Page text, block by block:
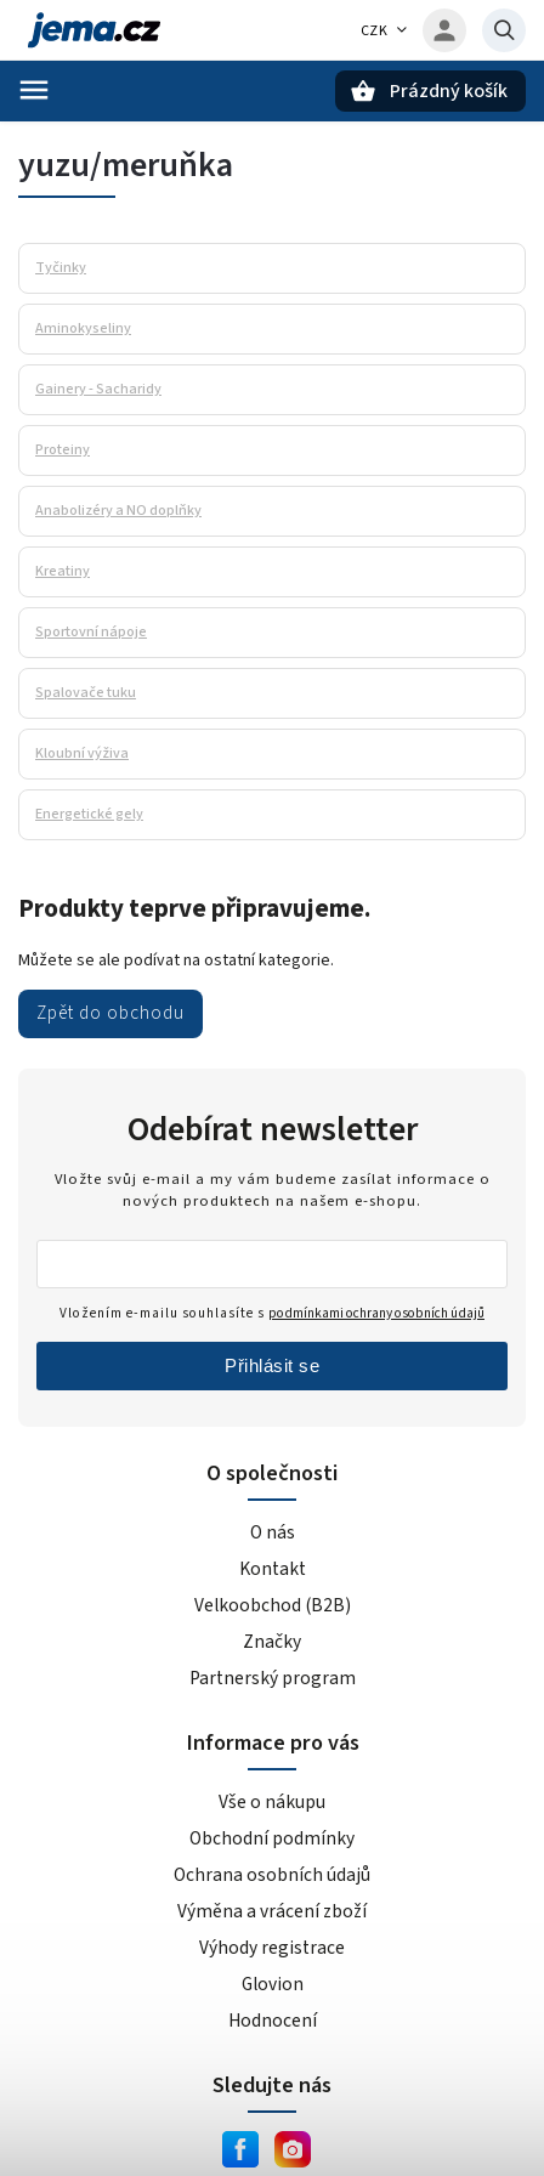
CZK
Prázdný košík
yuzu/meruňka
Tyčinky
Aminokyseliny
Gainery - Sacharidy
Proteiny
Anabolizéry a NO doplňky
Kreatiny
Sportovní nápoje
Spalovače tuku
Kloubní výživa
Energetické gely
Produkty teprve připravujeme.
Můžete se ale podívat na ostatní kategorie.
Zpět do obchodu
O společnosti
O nás
Kontakt
Velkoobchod (B2B)
Značky
Partnerský program
Informace pro vás
Vše o nákupu
Obchodní podmínky
Ochrana osobních údajů
Výměna a vrácení zboží
Výhody registrace
Glovion
Hodnocení
Odebírat newsletter
Vložte svůj e-mail a my vám budeme zasílat informace o
nových produktech na našem e-shopu.
Vložením e-mailu souhlasíte s podmínkami ochrany osobních údajů
Přihlásit se
Sledujte nás